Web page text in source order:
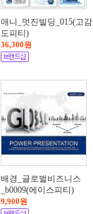
애니_멋진빌딩_015(고감
도피티)
36,300원
배경_글로벌비즈니스
_b0009(에이스피티)
9,900원